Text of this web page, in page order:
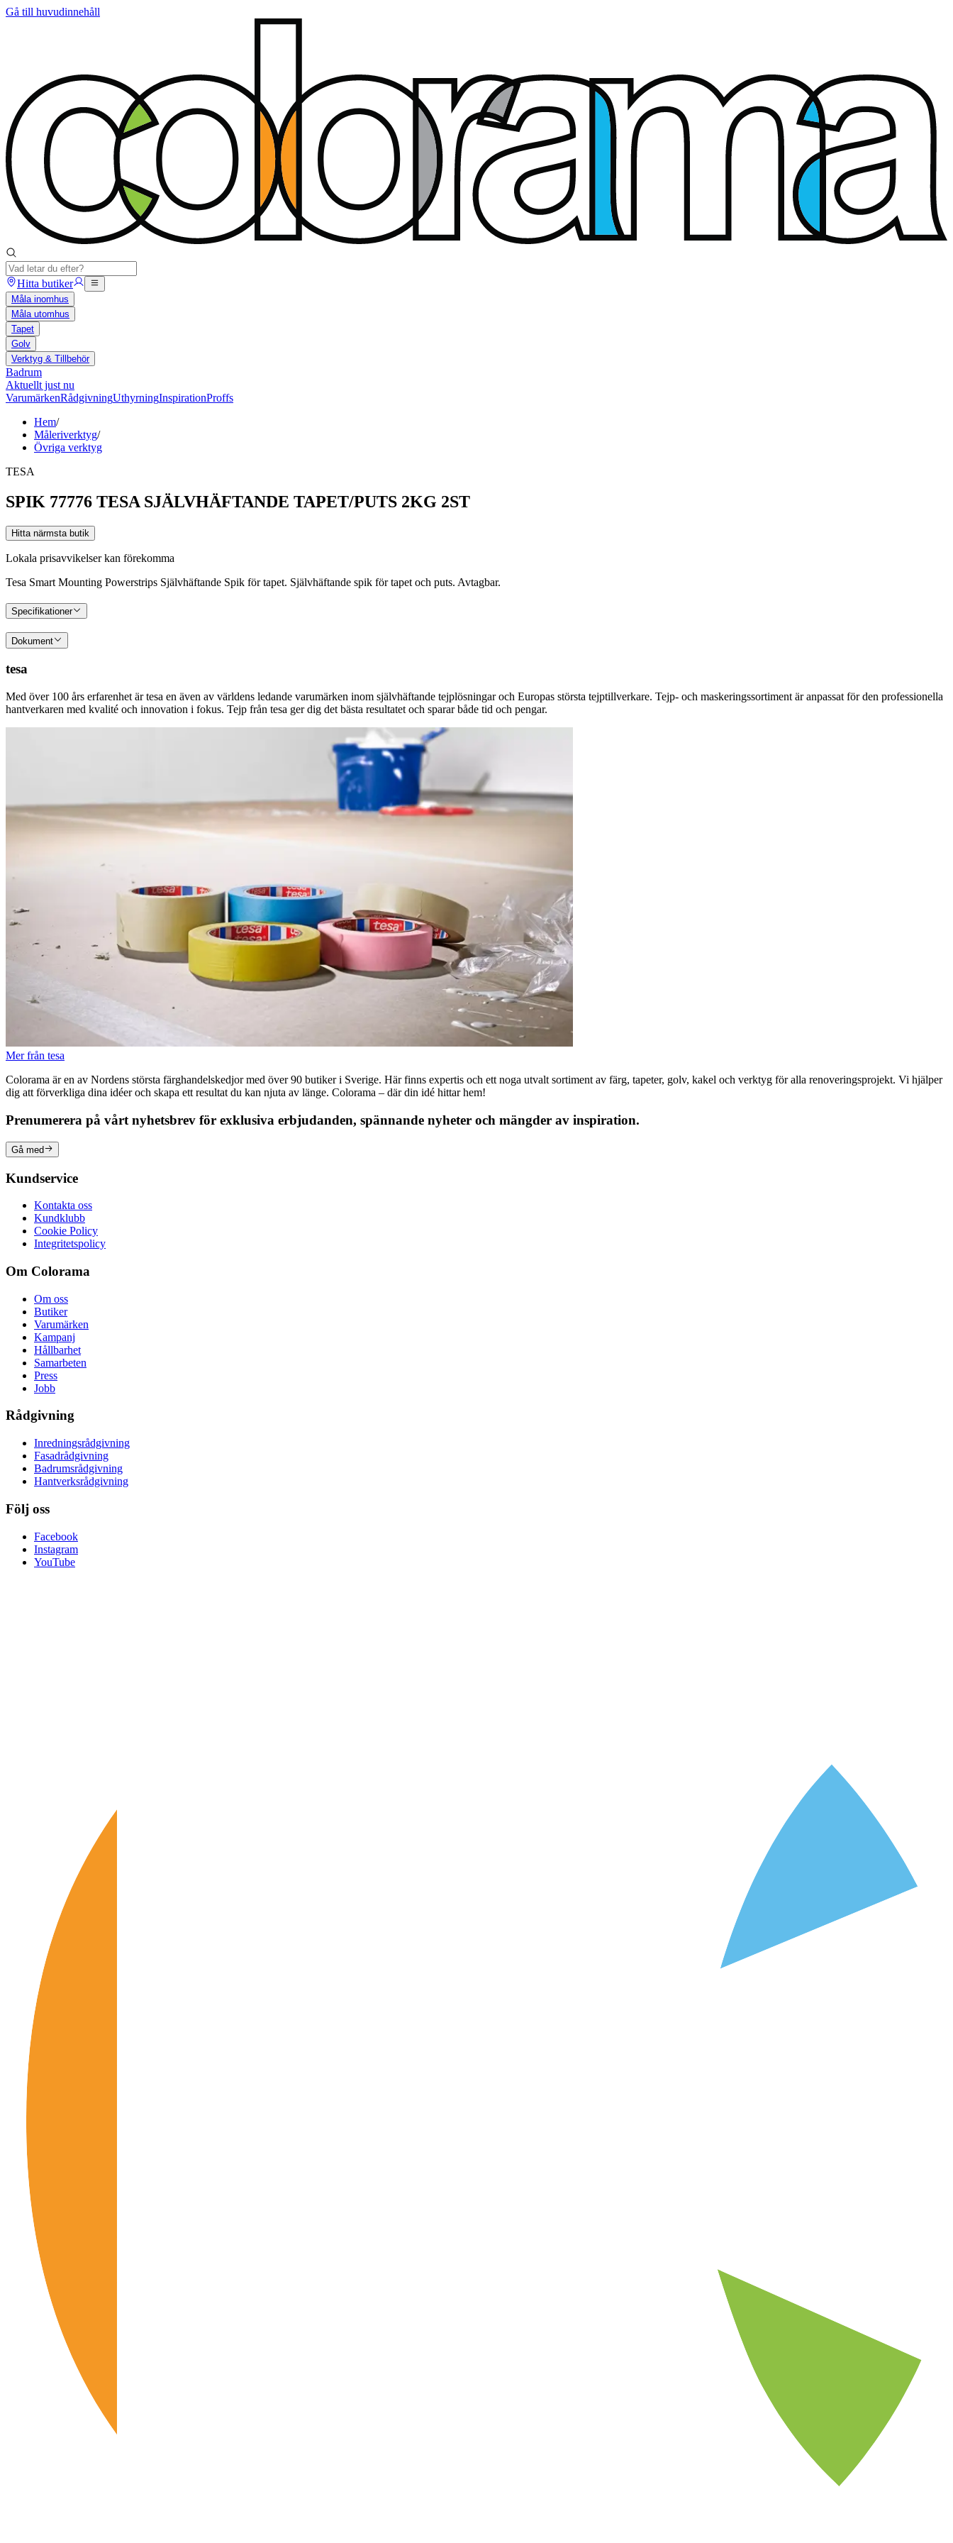
Gå till huvudinnehåll
Hitta butiker
Måla inomhus
Måla utomhus
Tapet
Golv
Verktyg & Tillbehör
Badrum
Aktuellt just nu
VarumärkenRådgivningUthyrningInspirationProffs
Hem/
Måleriverktyg/
Övriga verktyg
TESA
SPIK 77776 TESA SJÄLVHÄFTANDE TAPET/PUTS 2KG 2ST
Hitta närmsta butik
Lokala prisavvikelser kan förekomma
Tesa Smart Mounting Powerstrips Självhäftande Spik för tapet. Självhäftande spik för tapet och puts. Avtagbar.
Specifikationer
Dokument
tesa
Med över 100 års erfarenhet är tesa en även av världens ledande varumärken inom självhäftande tejplösningar och Europas största tejptillverkare. Tejp- och maskeringssortiment är anpassat för den professionella
hantverkaren med kvalité och innovation i fokus. Tejp från tesa ger dig det bästa resultatet och sparar både tid och pengar.
Mer från tesa
Colorama är en av Nordens största färghandelskedjor med över 90 butiker i Sverige. Här finns expertis och ett noga utvalt sortiment av färg, tapeter, golv, kakel och verktyg för alla renoveringsprojekt. Vi hjälper
dig att förverkliga dina idéer och skapa ett resultat du kan njuta av länge. Colorama – där din idé hittar hem!
Prenumerera på vårt nyhetsbrev för exklusiva erbjudanden, spännande nyheter och mängder av inspiration.
Gå med
Kundservice
Kontakta oss
Kundklubb
Cookie Policy
Integritetspolicy
Om Colorama
Om oss
Butiker
Varumärken
Kampanj
Hållbarhet
Samarbeten
Press
Jobb
Rådgivning
Inredningsrådgivning
Fasadrådgivning
Badrumsrådgivning
Hantverksrådgivning
Följ oss
Facebook
Instagram
YouTube